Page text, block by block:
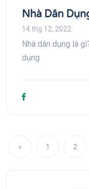
Nhà Dân
14 thg 12, 2022
Nhà dân dụng là
dụng
« Previous
1 2